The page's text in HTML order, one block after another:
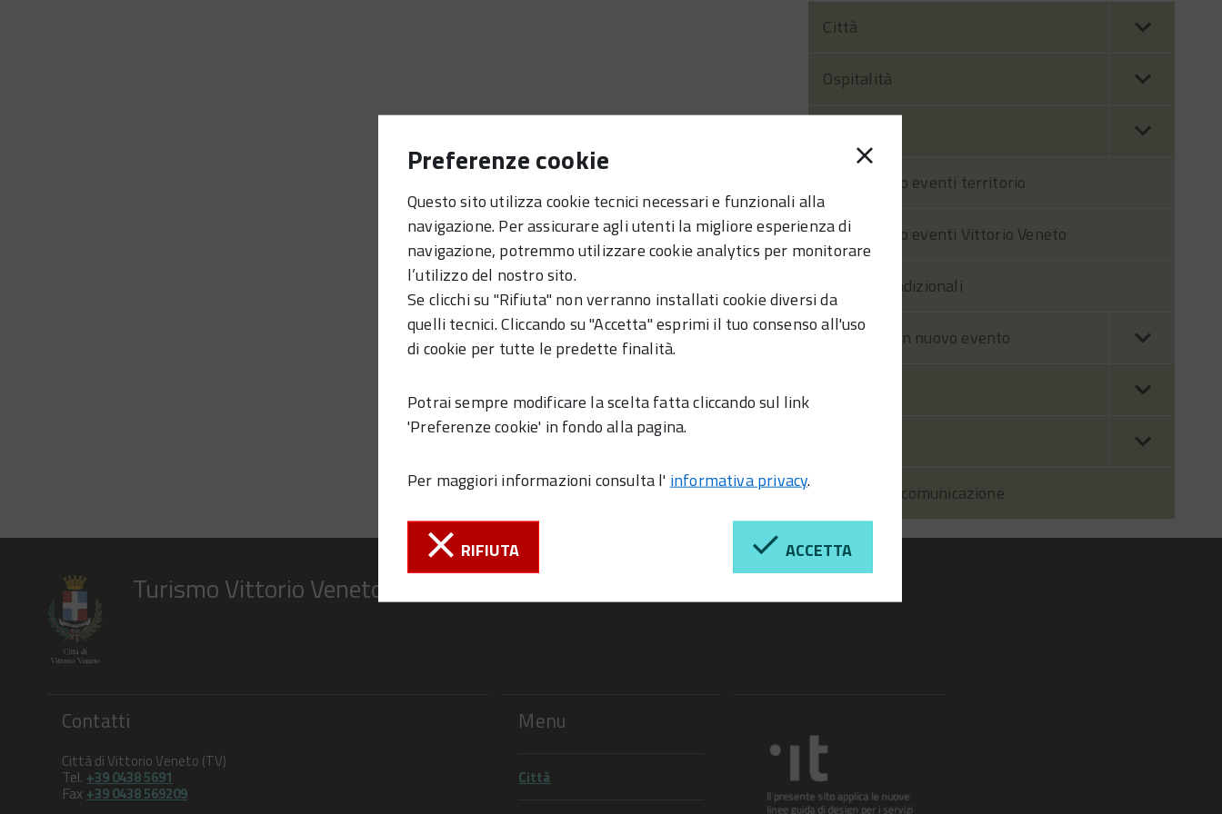
Preferenze cookie
Questo sito utilizza cookie tecnici necessari e funzionali alla
navigazione. Per assicurare agli utenti la migliore esperienza di
navigazione, potremmo utilizzare cookie analytics per monitorare
l’utilizzo del nostro sito.
Se clicchi su "Rifiuta" non verranno installati cookie diversi da
quelli tecnici. Cliccando su "Accetta" esprimi il tuo consenso all'uso
di cookie per tutte le predette finalità.
Potrai sempre modificare la scelta fatta cliccando sul link
'Preferenze cookie' in fondo alla pagina.
Per maggiori informazioni consulta l'informativa privacy.
RIFIUTA ACCETTA
Città
Ospitalità
Calendario eventi territorio
Calendario eventi Vittorio Veneto
Eventi tradizionali
Segnala un nuovo evento
Prodotti di comunicazione
Turismo Vittorio Veneto
Contatti
Città di Vittorio Veneto (TV)
Tel. +39 0438 5691
Fax +39 0438 569209
Menu
Città